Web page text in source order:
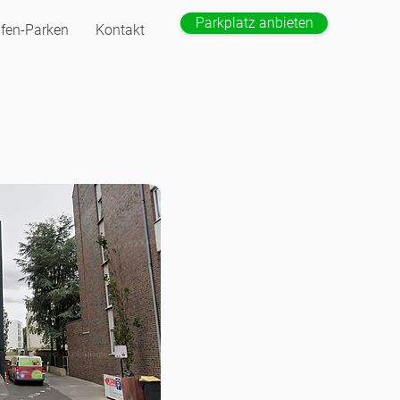
Parken Kontakt Parkplatz anbieten